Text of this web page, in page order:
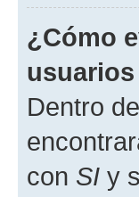
¿Cómo
Dentro
con SI y